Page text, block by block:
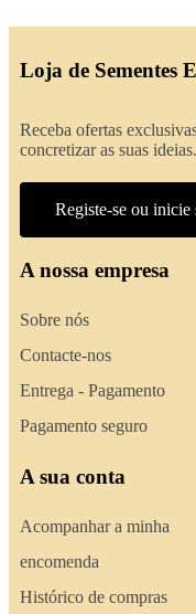
Loja de Sementes
Receba ofertas
concretizar as suas
Registe-se ou inicie
A nossa empresa
Sobre nós
Contacte-nos
Entrega - Pagamento
Pagamento seguro
A sua conta
Acompanhar a minha
encomenda
Histórico de compras